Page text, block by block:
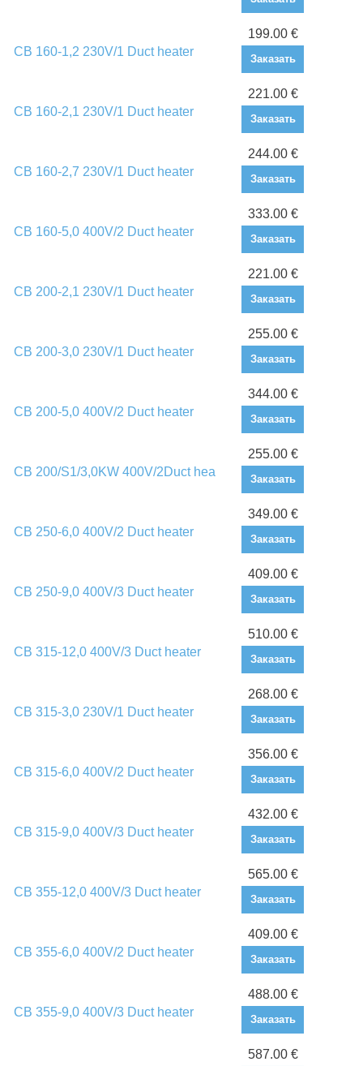
CB 160-1,2 230V/1 Duct heater
199.00 €
Заказать
CB 160-2,1 230V/1 Duct heater
221.00 €
Заказать
CB 160-2,7 230V/1 Duct heater
244.00 €
Заказать
CB 160-5,0 400V/2 Duct heater
333.00 €
Заказать
CB 200-2,1 230V/1 Duct heater
221.00 €
Заказать
CB 200-3,0 230V/1 Duct heater
255.00 €
Заказать
CB 200-5,0 400V/2 Duct heater
344.00 €
Заказать
CB 200/S1/3,0KW 400V/2Duct hea
255.00 €
Заказать
CB 250-6,0 400V/2 Duct heater
349.00 €
Заказать
CB 250-9,0 400V/3 Duct heater
409.00 €
Заказать
CB 315-12,0 400V/3 Duct heater
510.00 €
Заказать
CB 315-3,0 230V/1 Duct heater
268.00 €
Заказать
CB 315-6,0 400V/2 Duct heater
356.00 €
Заказать
CB 315-9,0 400V/3 Duct heater
432.00 €
Заказать
CB 355-12,0 400V/3 Duct heater
565.00 €
Заказать
CB 355-6,0 400V/2 Duct heater
409.00 €
Заказать
CB 355-9,0 400V/3 Duct heater
488.00 €
Заказать
587.00 €